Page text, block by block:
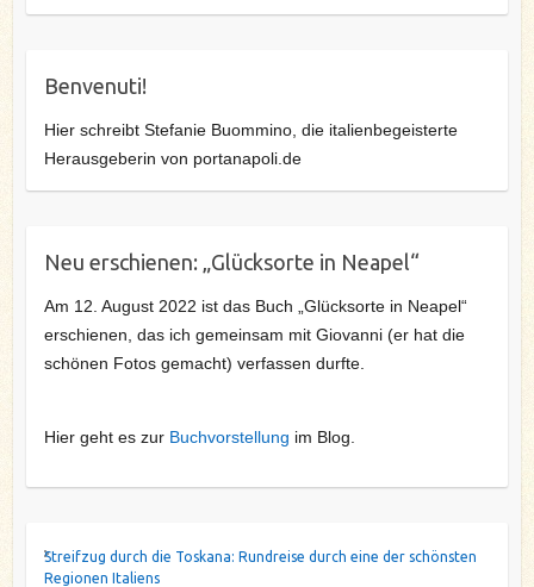
Benvenuti!
Hier schreibt Stefanie Buommino, die italienbegeisterte
Herausgeberin von portanapoli.de
Neu erschienen: „Glücksorte in Neapel“
Am 12. August 2022 ist das Buch „Glücksorte in Neapel“
erschienen, das ich gemeinsam mit Giovanni (er hat die
schönen Fotos gemacht) verfassen durfte.
Hier geht es zur Buchvorstellung im Blog.
Streifzug durch die Toskana: Rundreise durch eine der schönsten
Regionen Italiens